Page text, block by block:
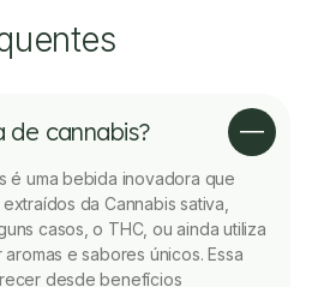
de cannabis?
é uma bebida inovadora que
da Cannabis sativa,
casos, o THC, ou ainda utiliza
e sabores únicos. Essa
desde benefícios